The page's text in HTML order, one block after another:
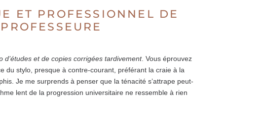
ET PROFESSIONNEL DE
et de copies corrigées tardivement. Vous éprouvez
du stylo, presque à contre-courant, préférant la craie à la
Je me surprends à penser que la ténacité s’attrape peut-
lent de la progression universitaire ne ressemble à rien